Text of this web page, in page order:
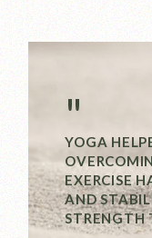
"
YOGA
EXERCISE
AND
STRENGTH